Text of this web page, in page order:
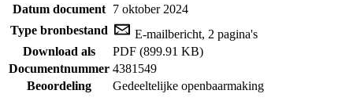
Datum document 7 oktober 2024
Type bronbestand
E-mailbericht, 2 pagina's
Download als
PDF (899.91 KB)
Documentnummer 4381549
Beoordeling
Gedeeltelijke openbaarmaking